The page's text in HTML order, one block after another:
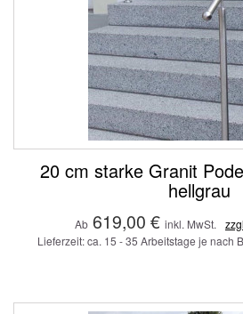
20 cm starke Granit
hellgrau
Ab 619,00 € inkl. MwSt.
Lieferzeit: ca. 15 - 35 Arbeitstage je nach